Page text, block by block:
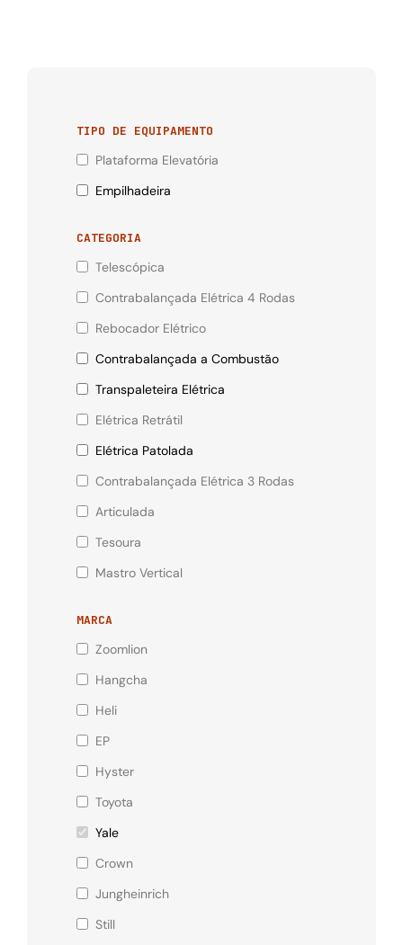
TIPO DE EQUIPAMENTO
Plataforma Elevatória
Empilhadeira
CATEGORIA
Telescópica
Contrabalançada Elétrica 4 Rodas
Rebocador Elétrico
Contrabalançada a Combustão
Transpaleteira Elétrica
Elétrica Retrátil
Elétrica Patolada
Contrabalançada Elétrica 3 Rodas
Articulada
Tesoura
Mastro Vertical
MARCA
Zoomlion
Hangcha
Heli
EP
Hyster
Toyota
Yale
Crown
Jungheinrich
Still